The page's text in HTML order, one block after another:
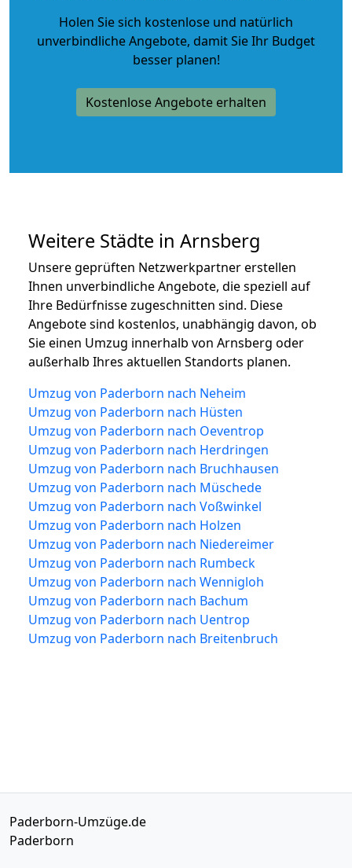
Holen Sie sich kostenlose und natürlich
unverbindliche Angebote, damit Sie Ihr Budget
besser planen!
Kostenlose Angebote erhalten
Weitere Städte in Arnsberg
Unsere geprüften Netzwerkpartner erstellen
Ihnen unverbindliche Angebote, die speziell auf
Ihre Bedürfnisse zugeschnitten sind. Diese
Angebote sind kostenlos, unabhängig davon, ob
Sie einen Umzug innerhalb von Arnsberg oder
außerhalb Ihres aktuellen Standorts planen.
Umzug von Paderborn nach Neheim
Umzug von Paderborn nach Hüsten
Umzug von Paderborn nach Oeventrop
Umzug von Paderborn nach Herdringen
Umzug von Paderborn nach Bruchhausen
Umzug von Paderborn nach Müschede
Umzug von Paderborn nach Voßwinkel
Umzug von Paderborn nach Holzen
Umzug von Paderborn nach Niedereimer
Umzug von Paderborn nach Rumbeck
Umzug von Paderborn nach Wennigloh
Umzug von Paderborn nach Bachum
Umzug von Paderborn nach Uentrop
Umzug von Paderborn nach Breitenbruch
Paderborn-Umzüge.de
Paderborn